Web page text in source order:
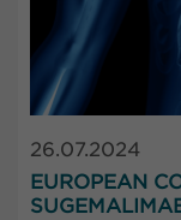
26.07.2024
EUROPEAN